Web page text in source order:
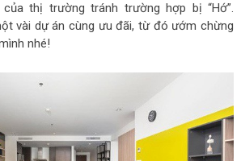
thị trường tránh trường hợp bị “Hớ”.
vài dự án cùng ưu đãi, từ đó ướm chừng
nhé!